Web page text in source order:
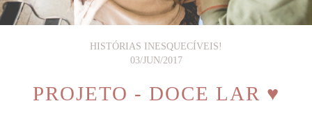
HISTÓRIAS INESQUECÍVEIS!
03/JUN/2017
PROJETO - DOCE LAR ♥